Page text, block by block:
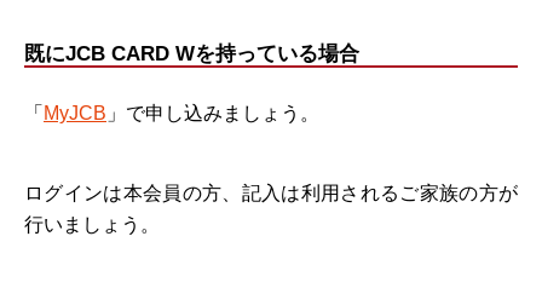
既にJCB CARD Wを持っている場合
「 MyJCB 」で申し込みましょう。
ログインは本会員の方、記入は利用されるご家族の方が
行いましょう。